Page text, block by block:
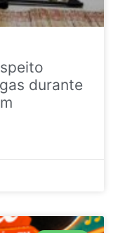
durante